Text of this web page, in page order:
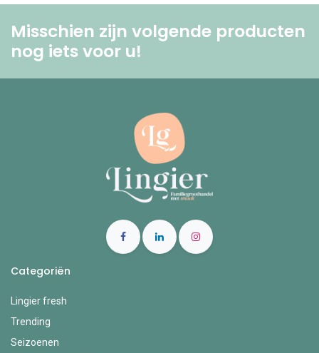
Misschien zijn volgende producten
nog iets voor u! ​
Categoriën
Lingier fresh
Trending
Seizoenen